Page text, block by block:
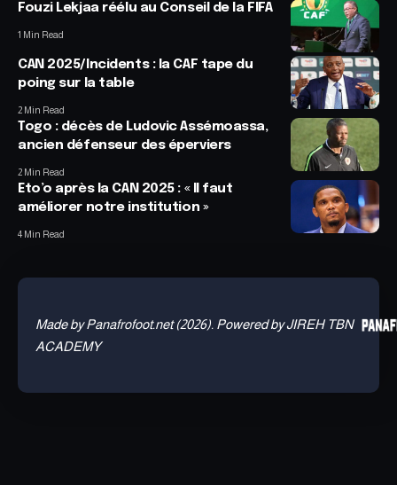
Fouzi Lekjaa réélu au Conseil de la FIFA
1 Min Read
CAN 2025/Incidents : la CAF tape du
poing sur la table
2 Min Read
Togo : décès de Ludovic Assémoassa,
ancien défenseur des éperviers
2 Min Read
Eto’o après la CAN 2025 : « Il faut
améliorer notre institution »
4 Min Read
Made by Panafrofoot.net (2026). Powered by JIREH TBN
ACADEMY